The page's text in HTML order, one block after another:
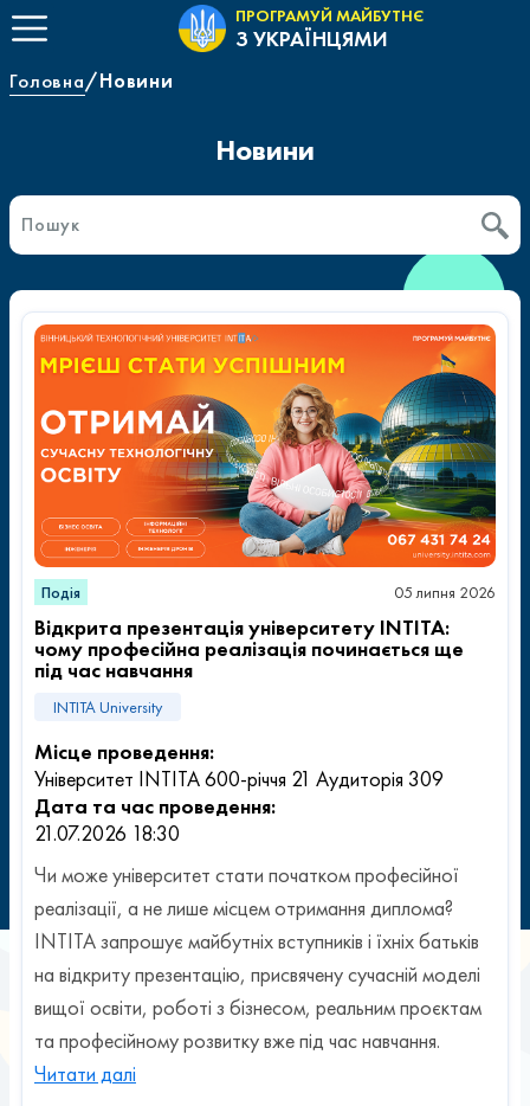
ПРОГРАМУЙ МАЙБУТНЄ
З УКРАЇНЦЯМИ
Головна Новини
Новини
Подія 05 липня 2026
Відкрита презентація університету INTITA:
чому професійна реалізація починається ще
під час навчання
INTITA University
Місце проведення:
Університет INTITA 600-річчя 21 Аудиторія 309
Дата та час проведення:
21.07.2026 18:30
Чи може університет стати початком професійної
реалізації, а не лише місцем отримання диплома?
INTITA запрошує майбутніх вступників і їхніх батьків
на відкриту презентацію, присвячену сучасній моделі
вищої освіти, роботі з бізнесом, реальним проєктам
та професійному розвитку вже під час навчання.
Читати далі